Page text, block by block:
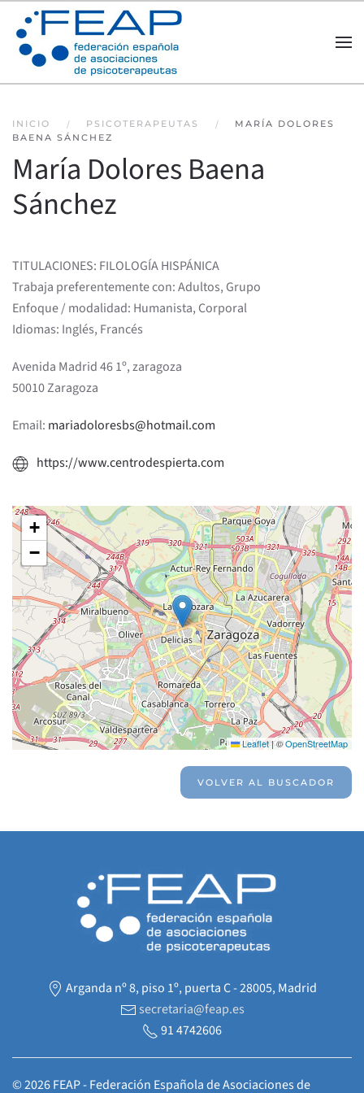
Skip to main content
INICIO PSICOTERAPEUTAS
MARÍA DOLORES
BAENA SÁNCHEZ
María Dolores Baena
Sánchez
TITULACIONES: FILOLOGÍA HISPÁNICA
Trabaja preferentemente con: Adultos, Grupo
Enfoque / modalidad: Humanista, Corporal
Idiomas: Inglés, Francés
Avenida Madrid 46 1º, zaragoza
50010 Zaragoza
Email: mariadoloresbs@hotmail.com
https://www.centrodespierta.com
+
−
Leaflet|©OpenStreetMap
VOLVER AL BUSCADOR
Arganda nº 8, piso 1º, puerta C - 28005, Madrid
secretaria@feap.es
91 4742606
©2026FEAP - Federación Española de Asociaciones de